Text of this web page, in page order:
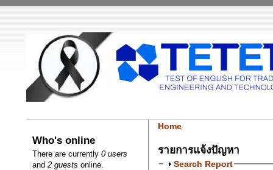
Who's online
There are currently0 users
and2 guests online.
Home
รายการแจ้งปัญหา
Search Report